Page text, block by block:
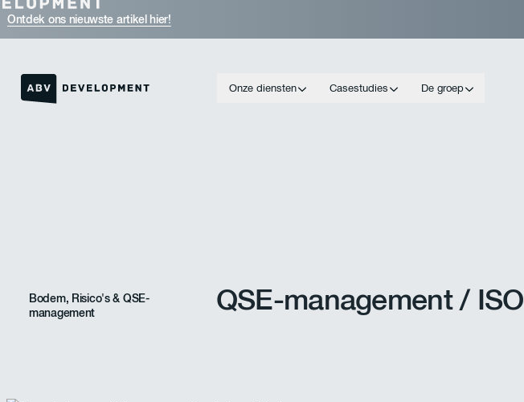
Ontdek ons nieuwste artikel hier!
Onze diensten Casestudies De groep
Bodem, Risico's & QSE-
management
QSE-management / ISO